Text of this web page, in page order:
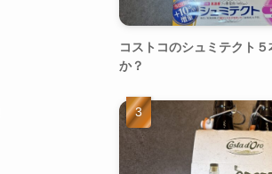
コストコのシュミテクト
か？